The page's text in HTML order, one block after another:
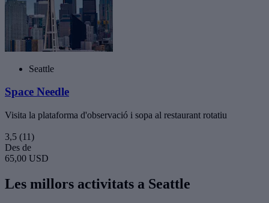
Seattle
Space Needle
Visita la plataforma d'observació i sopa al restaurant rotatiu
3,5 (11)
Des de
65,00 USD
Les millors activitats a Seattle